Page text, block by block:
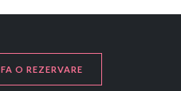
FA O REZERVARE